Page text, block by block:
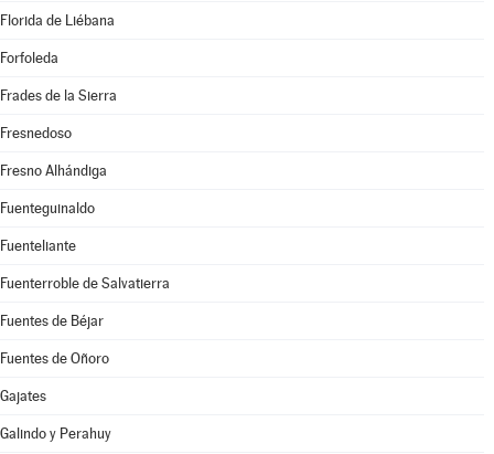
Florida de Liébana
Forfoleda
Frades de la Sierra
Fresnedoso
Fresno Alhándiga
Fuenteguinaldo
Fuenteliante
Fuenterroble de Salvatierra
Fuentes de Béjar
Fuentes de Oñoro
Gajates
Galindo y Perahuy